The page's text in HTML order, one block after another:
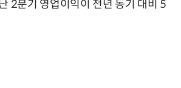
2분기 영업이익이 전년 동기 대비 5